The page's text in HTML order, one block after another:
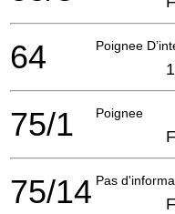
Poignee
64
Poignee
75/1
Pas
75/14